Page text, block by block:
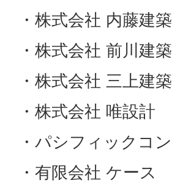
・株式会社 内藤建
・株式会社 前川建
・株式会社 三上建
・株式会社 唯設計
・パシフィックコ
・有限会社 ケース